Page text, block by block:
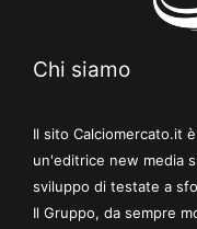
Chi siamo
Il sito Calciomercato.it
un'editrice new media
sviluppo di testate a
Il Gruppo, da sempre